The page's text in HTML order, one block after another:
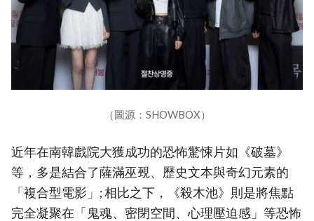
（圖源：SHOWBOX）
近年在南韓戲院大獲成功的恐怖驚悚片如《破墓》
等，多是結合了薩滿巫覡、歷史文本與奇幻元素的
「複合型電影」; 相比之下，《殺木池》則是將焦點
完全凝聚在「鬼魂、密閉空間、心理壓迫感」等恐怖